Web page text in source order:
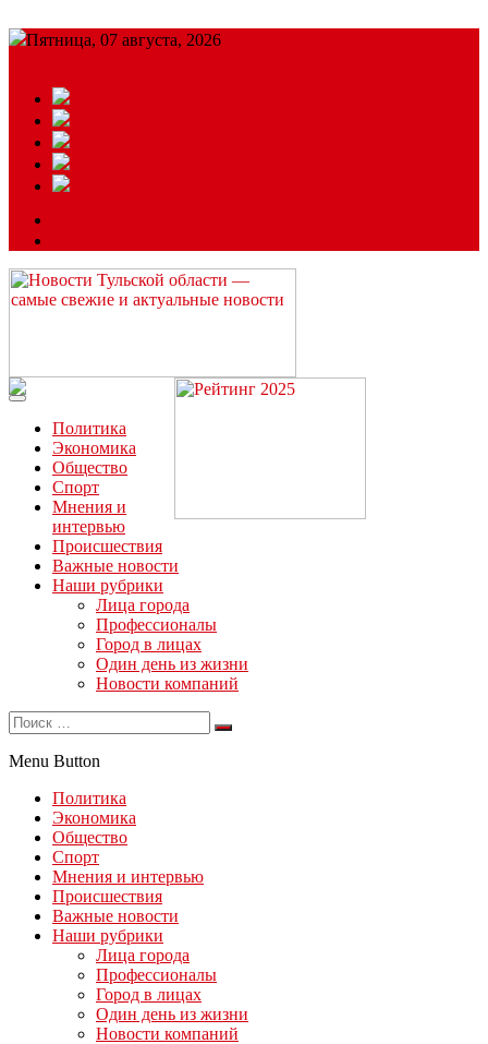
Пятница, 07 августа, 2026
Читайте последние новости дня в Тульской области на сайте
“ЗаНовомосковск”
Политика
Экономика
Общество
Спорт
Мнения и
интервью
Происшествия
Важные новости
Наши рубрики
Лица города
Профессионалы
Город в лицах
Один день из жизни
Новости компаний
Menu Button
Политика
Экономика
Общество
Спорт
Мнения и интервью
Происшествия
Важные новости
Наши рубрики
Лица города
Профессионалы
Город в лицах
Один день из жизни
Новости компаний